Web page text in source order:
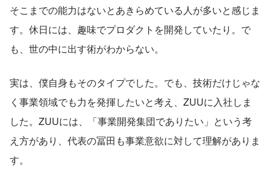
そこまでの能力はないとあきらめている人が多いと感じま
す。休日には、趣味でプロダクトを開発していたり。で
も、世の中に出す術がわからない。
実は、僕自身もそのタイプでした。でも、技術だけじゃな
く事業領域でも力を発揮したいと考え、ZUUに入社しま
した。ZUUには、「事業開発集団でありたい」という考
え方があり、代表の冨田も事業意欲に対して理解がありま
す。